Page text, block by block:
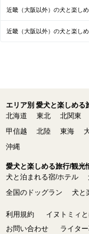
近畿（大阪以外）の犬と楽し
近畿（大阪以外）の犬と楽し
エリア別 愛犬と楽しめる
北海道
東北 北関東
甲信越
北陸 東海
沖縄
愛犬と楽しめる旅行/観光
犬と泊まれる宿/ホテル
全国のドッグラン
犬と
利用規約 イヌトミィ
お問い合わせ
ライタ